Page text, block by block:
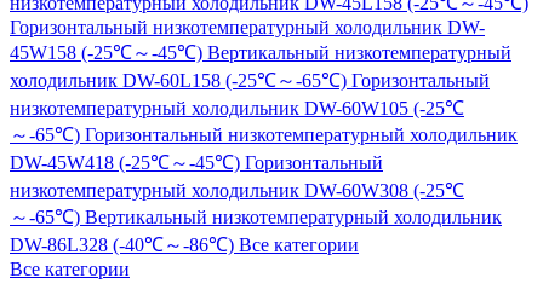
Горизонтальный низкотемпературный холодильник DW-
45W158 (-25℃～-45℃) Вертикальный низкотемпературный
холодильник DW-60L158 (-25℃～-65℃) Горизонтальный
низкотемпературный холодильник DW-60W105 (-25℃
～-65℃) Горизонтальный низкотемпературный холодильник
DW-45W418 (-25℃～-45℃) Горизонтальный
низкотемпературный холодильник DW-60W308 (-25℃
～-65℃) Вертикальный низкотемпературный холодильник
DW-86L328 (-40℃～-86℃) Все категории
Все категории